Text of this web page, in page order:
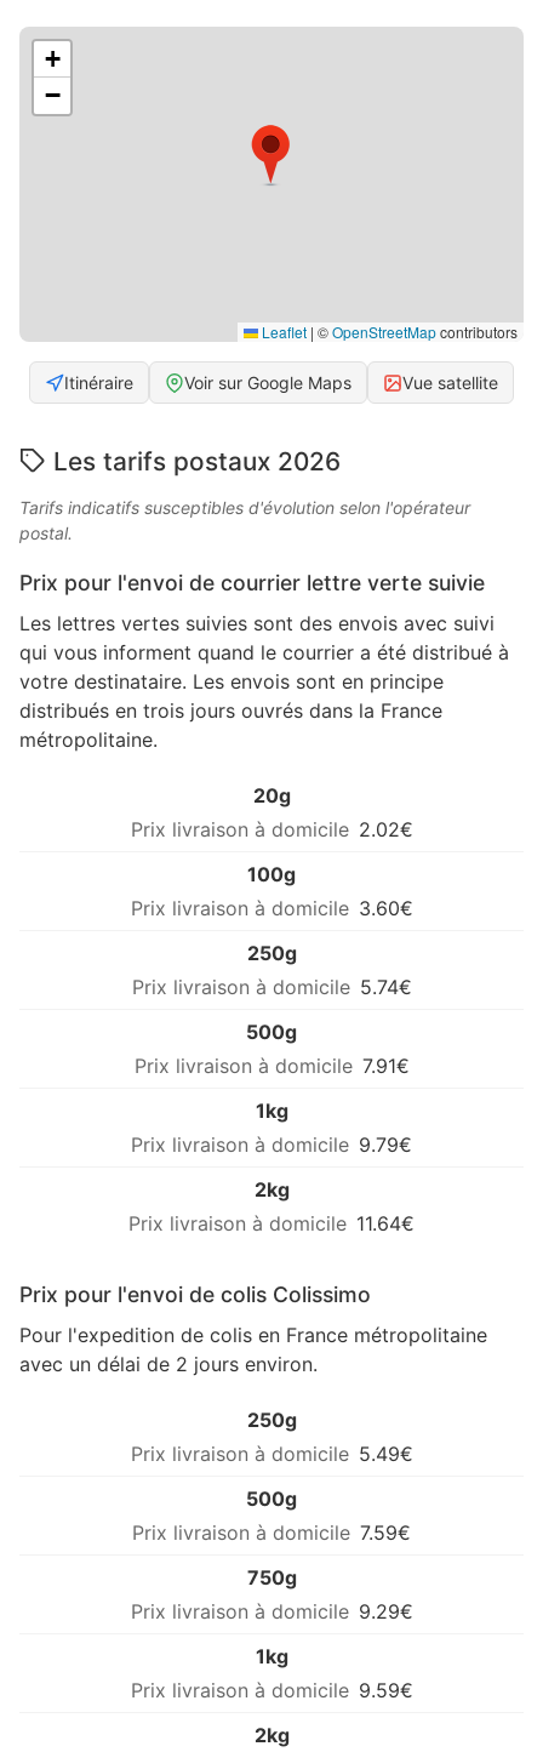
+
−
Leaflet | ©OpenStreetMapcontributors
Itinéraire Voir sur Google Maps Vue satellite
Les tarifs postaux 2026
Tarifs indicatifs susceptibles d'évolution selon l'opérateur
postal.
Prix pour l'envoi de courrier lettre verte suivie
Les lettres vertes suivies sont des envois avec suivi
qui vous informent quand le courrier a été distribué à
votre destinataire. Les envois sont en principe
distribués en trois jours ouvrés dans la France
métropolitaine.
20g
2.02€
100g
3.60€
250g
5.74€
500g
7.91€
1kg
9.79€
2kg
11.64€
Prix pour l'envoi de colis Colissimo
Pour l'expedition de colis en France métropolitaine
avec un délai de 2 jours environ.
250g
5.49€
500g
7.59€
750g
9.29€
1kg
9.59€
2kg